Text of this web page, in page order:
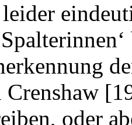
leider
Crenshaw
oder